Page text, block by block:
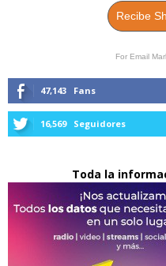
Recibe
For Email
47,143 Fans
16,569 Seguidores
Toda la